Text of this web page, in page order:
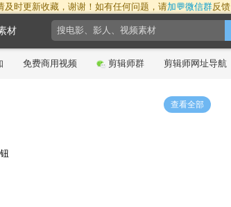
及时更新收藏，谢谢！如有任何问题，请加💬微信群反馈
材
免费商用视频 剪辑师群 剪辑师网址导航
查看全部